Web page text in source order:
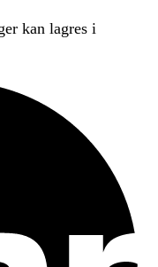
kan lagres i